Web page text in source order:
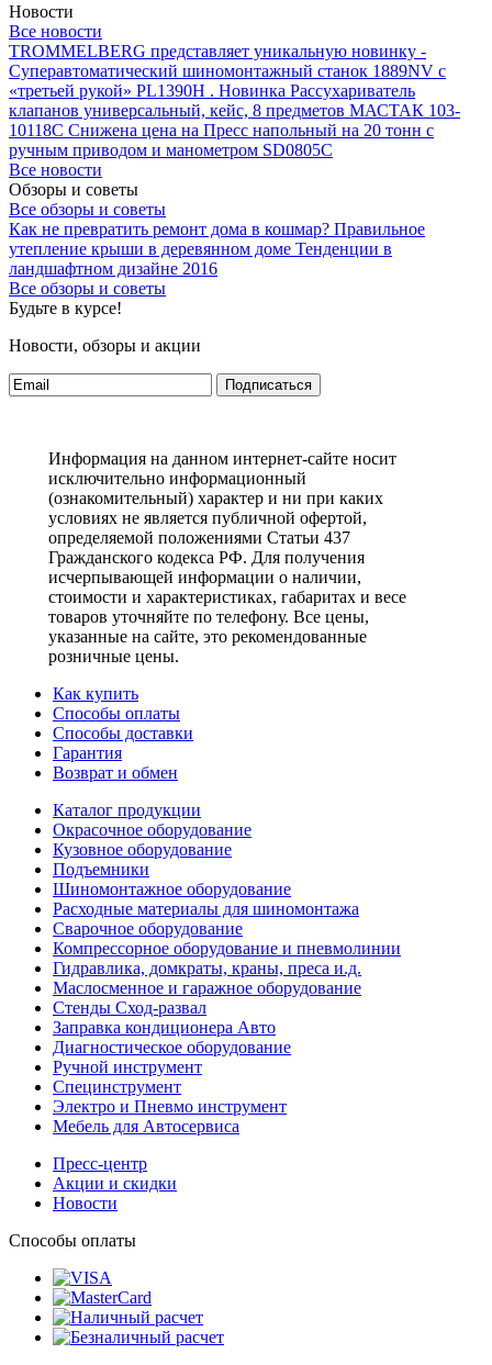
Новости
Все новости
TROMMELBERG представляет уникальную новинку -
Суперавтоматический шиномонтажный станок 1889NV с
«третьей рукой» PL1390H . Новинка Рассухариватель
клапанов универсальный, кейс, 8 предметов МАСТАК 103-
10118C Снижена цена на Пресс напольный на 20 тонн с
ручным приводом и манометром SD0805C
Все новости
Обзоры и советы
Все обзоры и советы
Как не превратить ремонт дома в кошмар? Правильное
утепление крыши в деревянном доме Тенденции в
ландшафтном дизайне 2016
Все обзоры и советы
Будьте в курсе!
Новости, обзоры и акции
Подписаться
Информация на данном интернет-сайте носит
исключительно информационный
(ознакомительный) характер и ни при каких
условиях не является публичной офертой,
определяемой положениями Статьи 437
Гражданского кодекса РФ. Для получения
исчерпывающей информации о наличии,
стоимости и характеристиках, габаритах и весе
товаров уточняйте по телефону. Все цены,
указанные на сайте, это рекомендованные
розничные цены.
Как купить
Способы оплаты
Способы доставки
Гарантия
Возврат и обмен
Каталог продукции
Окрасочное оборудование
Кузовное оборудование
Подъемники
Шиномонтажное оборудование
Расходные материалы для шиномонтажа
Сварочное оборудование
Компрессорное оборудование и пневмолинии
Гидравлика, домкраты, краны, преса и.д.
Маслосменное и гаражное оборудование
Стенды Сход-развал
Заправка кондиционера Авто
Диагностическое оборудование
Ручной инструмент
Специнструмент
Электро и Пневмо инструмент
Мебель для Автосервиса
Пресс-центр
Акции и скидки
Новости
Способы оплаты